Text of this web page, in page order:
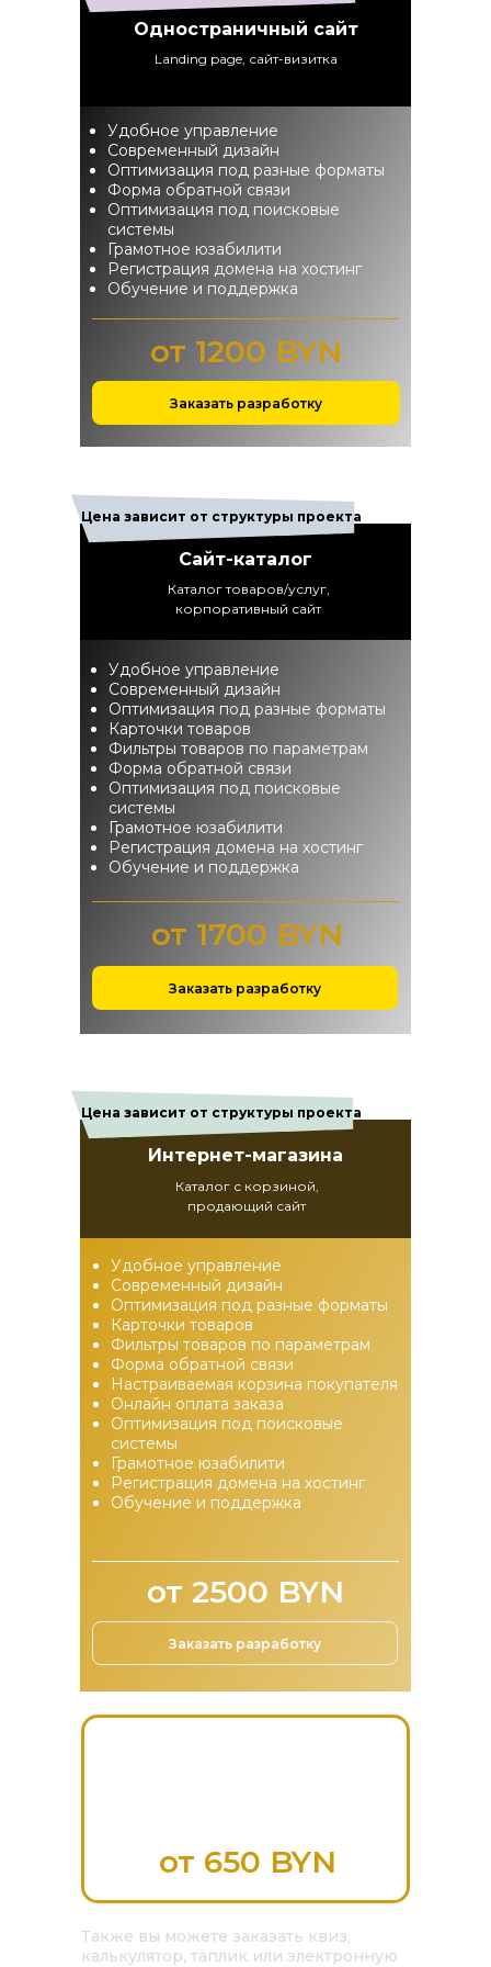
Также вы можете заказать квиз,
калькулятор, таплик или электронную
Одностраничный сайт
Удобное управление
Современный дизайн
Оптимизация под разные форматы
Форма обратной связи
Оптимизация под поисковые
системы
Грамотное юзабилити
Регистрация домена на хостинг
Обучение и поддержка
от 1200 BYN
Заказать разработку
Landing page, сайт-визитка
от 650 BYN
Сайт-каталог
от 1700 BYN
Удобное управление
Современный дизайн
Оптимизация под разные форматы
Карточки товаров
Фильтры товаров по параметрам
Форма обратной связи
Оптимизация под поисковые
системы
Грамотное юзабилити
Регистрация домена на хостинг
Обучение и поддержка
Заказать разработку
Цена зависит от структуры проекта
Каталог товаров/услуг,
корпоративный сайт
Интернет-магазина
от 2500 BYN
Заказать разработку
Цена зависит от структуры проекта
Каталог с корзиной,
продающий сайт
Удобное управление
Современный дизайн
Оптимизация под разные форматы
Карточки товаров
Фильтры товаров по параметрам
Форма обратной связи
Настраиваемая корзина покупателя
Онлайн оплата заказа
Оптимизация под поисковые
системы
Грамотное юзабилити
Регистрация домена на хостинг
Обучение и поддержка